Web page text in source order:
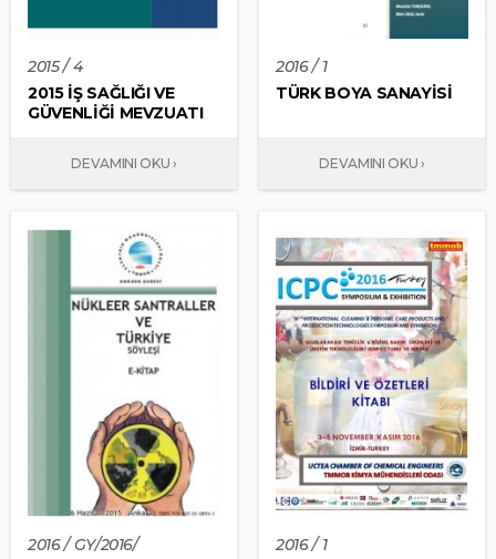
2015 / 4
2015 İŞ SAĞLIĞI VE
GÜVENLİĞİ MEVZUATI
2016 / 1
TÜRK BOYA SANAYİSİ
2016 / GY/2016/
2016 / 1